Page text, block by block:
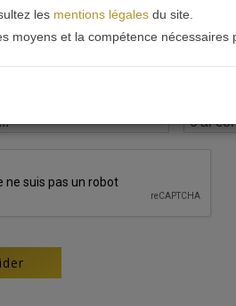
les mentions légalesdu site.
moyens et la compétence nécessaires